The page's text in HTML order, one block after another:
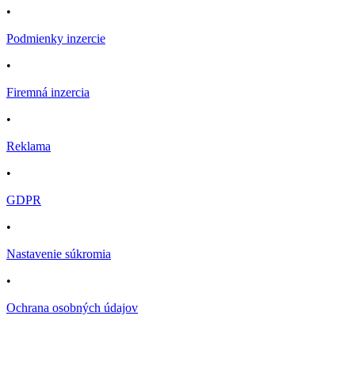
•
Podmienky inzercie
•
Firemná inzercia
•
Reklama
•
GDPR
•
Nastavenie súkromia
•
Ochrana osobných údajov